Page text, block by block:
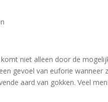
niet alleen door de
gevoel van euforie
aard van gokken. Veel